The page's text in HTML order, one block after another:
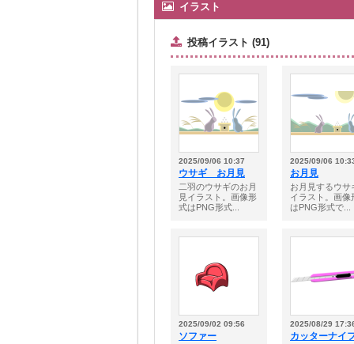
イラスト
投稿イラスト (91)
2025/09/06 10:37
ウサギ お月見
二羽のウサギのお月
見イラスト。画像形
式はPNG形式...
2025/09/06
お月見
お月見するウサ
イラスト。画像
はPNG形式で...
2025/09/02 09:56
ソファー
2025/08/29
カッターナイ